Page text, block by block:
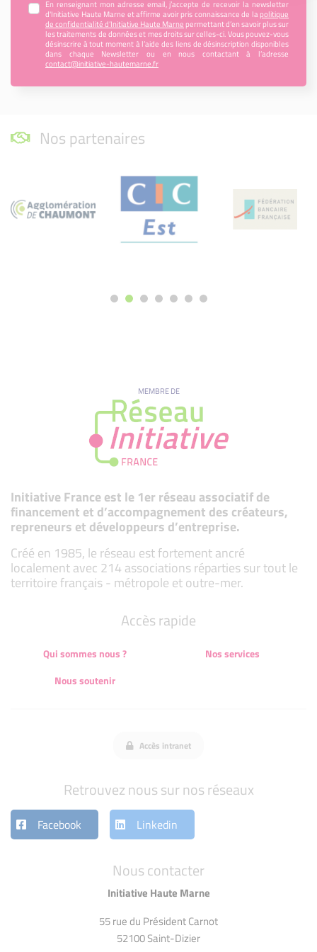
En renseignant mon adresse email, j’accepte de recevoir la newsletter
d'Initiative Haute Marne et affirme avoir pris connaissance de la politique
de confidentialité d’Initiative Haute Marne permettant d’en savoir plus sur
les traitements de données et mes droits sur celles-ci. Vous pouvez-vous
désinscrire à tout moment à l’aide des liens de désinscription disponibles
dans chaque Newsletter ou en nous contactant à l’adresse
contact@initiative-hautemarne.fr
Nos partenaires
MEMBRE DE
Initiative France est le 1er réseau associatif de
financement et d’accompagnement des créateurs,
repreneurs et développeurs d’entreprise.
Créé en 1985, le réseau est fortement ancré
localement avec 214 associations réparties sur tout le
territoire français - métropole et outre-mer.
Nous contacter
Initiative Haute Marne
55 rue du Président Carnot
52100 Saint-Dizier
Accès rapide
Qui sommes nous ?
Nos services
Nous soutenir
Accès intranet
Retrouvez nous sur nos réseaux
Facebook Linkedin